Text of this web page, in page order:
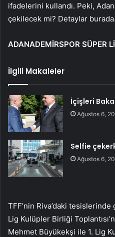
ifadelerini kullandı. Peki,
çekilecek mi? Detaylar
ADANADEMİRSPOR SÜPER
İlgili Makaleler
İçişleri
Ağustos 6,
Selfie
Ağustos 6,
TFF’nin Riva’daki
Lig Kulüpler Birliği
Mehmet Büyükekşi ile 1. Lig